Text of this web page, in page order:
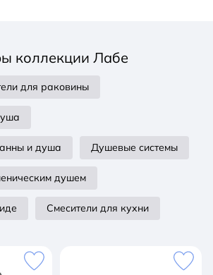
коллекции Лабе
для раковины
и душа Душевые системы
душем
Смесители для кухни